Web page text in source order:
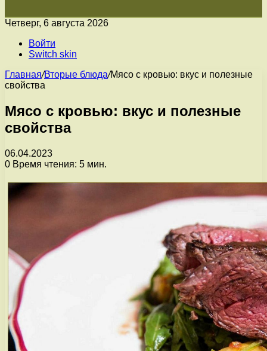
Четверг, 6 августа 2026
Войти
Switch skin
Главная/Вторые блюда/Мясо с кровью: вкус и полезные
свойства
Мясо с кровью: вкус и полезные
свойства
06.04.2023
0 Время чтения: 5 мин.